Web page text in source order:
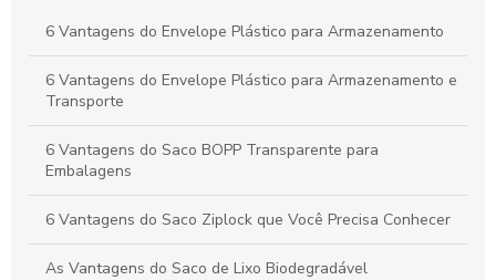
destaque no mercado
Envelope AWB é essencial para o transporte seguro de
mercadorias. Descubra como escolher o melhor para suas
necessidades.
6 Vantagens do Envelope Plástico para Armazenamento
6 Vantagens do Envelope Plástico para Armazenamento e
Transporte
6 Vantagens do Saco BOPP Transparente para
Embalagens
6 Vantagens do Saco Ziplock que Você Precisa Conhecer
As Vantagens do Saco de Lixo Biodegradável